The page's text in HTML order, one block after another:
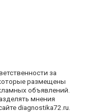
за
размещены
объявлений.
мнения
diagnostika72.ru.